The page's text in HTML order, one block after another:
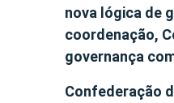
nova lógica de
coordenação,
governança
Confederação